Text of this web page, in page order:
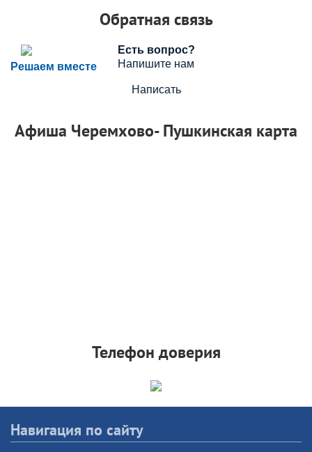
Обратная связь
Решаем вместе
Есть вопрос?
Напишите нам
Написать
Афиша Черемхово- Пушкинская карта
Телефон доверия
Навигация по сайту